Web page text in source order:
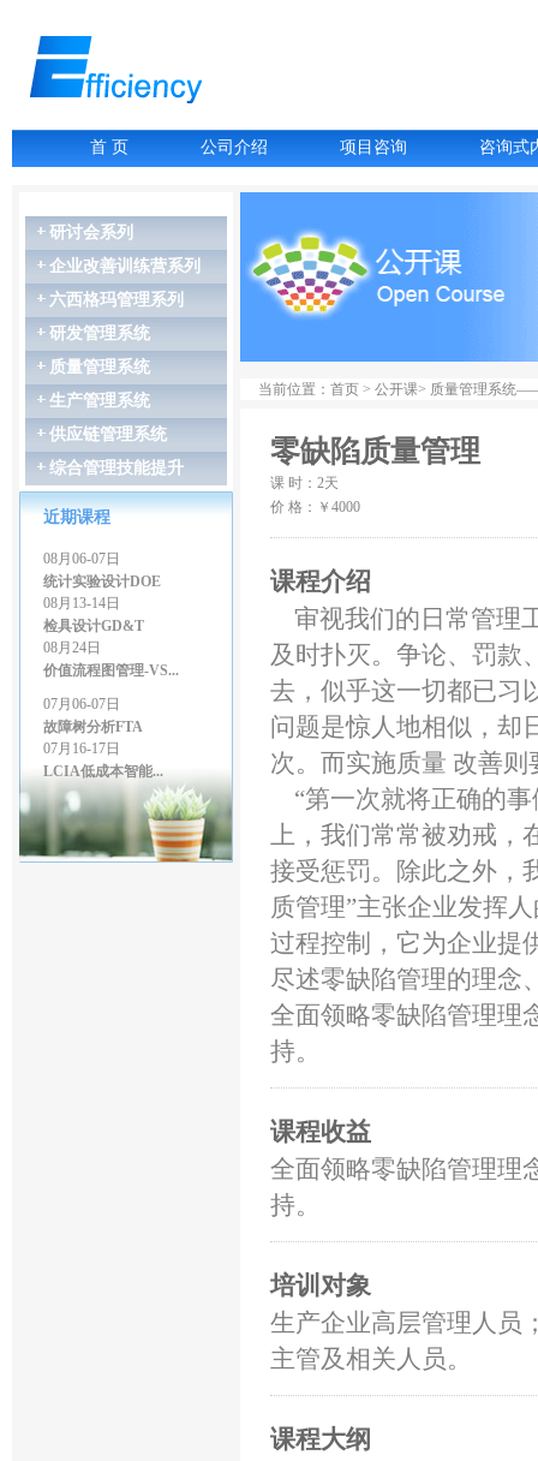
首 页 公司介绍 项目咨询 咨询式
研讨会系列
企业改善训练营系列
六西格玛管理系列
研发管理系统
质量管理系统
生产管理系统
供应链管理系统
综合管理技能提升
近期课程
07月06-07日
故障树分析FTA
07月16-17日
LCIA低成本智能...
07月27-28日
GD&T尺寸链公差叠...
07月27-28日
精益生产管理
08月03-04日
几何尺寸和公差（G...
统计实验设计DOE
08月13-14日
检具设计GD&T
08月24日
价值流程图管理-VS...
故障树分析FTA
07月16-17日
LCIA低成本智能...
07月27-28日
GD&T尺寸链公差叠...
07月27-28日
精益生产管理
08月03-04日
当前位置：首页 > 公开课> 质量管理系统
零缺陷质量管理
课 时：2天
价 格：￥4000
课程介绍
审视我们的日常管理
及时扑灭。争论、罚款
去，似乎这一切都已习
问题是惊人地相似，却
次。而实施质量 改善
“第一次就将正确的事
上，我们常常被劝戒，
接受惩罚。除此之外，
质管理”主张企业发挥
过程控制，它为企业提
尽述零缺陷管理的理念
全面领略零缺陷管理理
持。
课程收益
全面领略零缺陷管理理
持。
培训对象
生产企业高层管理人员
主管及相关人员。
课程大纲